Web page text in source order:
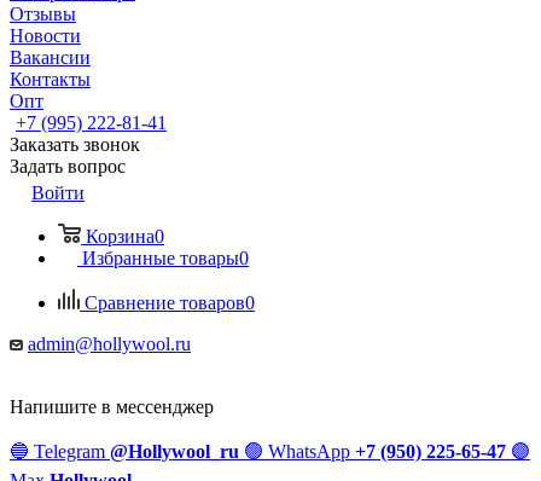
Отзывы
Новости
Вакансии
Контакты
Опт
+7 (995) 222-81-41
Заказать звонок
Задать вопрос
Войти
Корзина0
Избранные товары0
Сравнение товаров0
admin@hollywool.ru
Напишите в мессенджер
🔵 Telegram @Hollywool_ru 🟢 WhatsApp +7 (950) 225-65-47 🟣